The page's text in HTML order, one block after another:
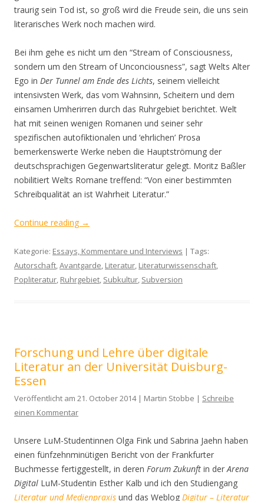
traurig sein Tod ist, so groß wird die Freude sein, die uns sein
literarisches Werk noch machen wird.
Bei ihm gehe es nicht um den “Stream of Consciousness,
sondern um den Stream of Unconciousness”, sagt Welts Alter
Ego in Der Tunnel am Ende des Lichts, seinem vielleicht
intensivsten Werk, das vom Wahnsinn, Scheitern und dem
einsamen Umherirren durch das Ruhrgebiet berichtet. Welt
hat mit seinen wenigen Romanen und seiner sehr
spezifischen autofiktionalen und ‘ehrlichen’ Prosa
bemerkenswerte Werke neben die Hauptströmung der
deutschsprachigen Gegenwartsliteratur gelegt. Moritz Baßler
nobilitiert Welts Romane treffend: “Von einer bestimmten
Schreibqualität an ist Wahrheit Literatur.”
Continue reading →
Kategorie: Essays, Kommentare und Interviews | Tags:
Autorschaft,Avantgarde, Literatur, Literaturwissenschaft,
Popliteratur, Ruhrgebiet, Subkultur, Subversion
Forschung und Lehre über digitale
Literatur an der Universität Duisburg-
Essen
Veröffentlicht am 21. October 2014 | Martin Stobbe | Schreibe
einen Kommentar
Unsere LuM-Studentinnen Olga Fink und Sabrina Jaehn haben
einen fünfzehnminütigen Bericht von der Frankfurter
Buchmesse fertiggestellt, in deren Forum Zukunft in derArena
Digital LuM-Studentin Esther Kalb und ich den Studiengang
Literatur und Medienpraxis und das Weblog Digitur – Literatur